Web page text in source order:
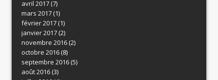
avril 2017(7)
mars 2017(1)
février 2017(1)
janvier 2017(2)
novembre 2016(2)
octobre 2016(8)
septembre 2016(5)
août 2016(3)